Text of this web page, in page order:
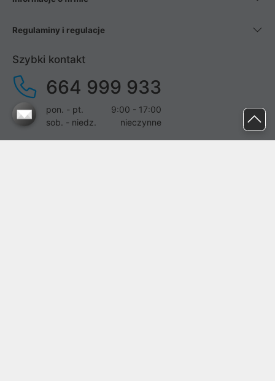
Regulaminy i regulacje
Szybki kontakt
664 999 933
pon. - pt.
9:00 - 17:00
sob. - niedz.
nieczynne